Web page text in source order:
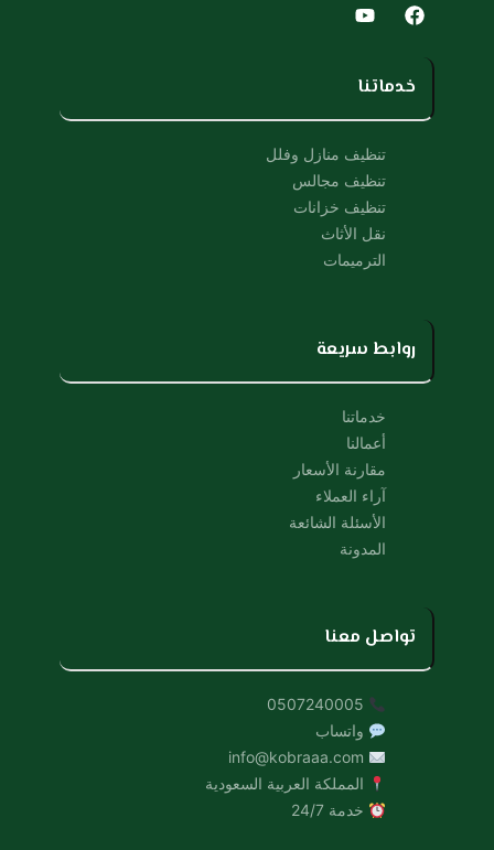
a
b
o
o
u
e
خدماتنا
تنظيف منازل وفلل
تنظيف مجالس
تنظيف خزانات
نقل الأثاث
الترميمات
روابط سريعة
خدماتنا
أعمالنا
مقارنة الأسعار
آراء العملاء
الأسئلة الشائعة
المدونة
تواصل معنا
واتساب
المملكة العربية السعودية
خدمة 24/7